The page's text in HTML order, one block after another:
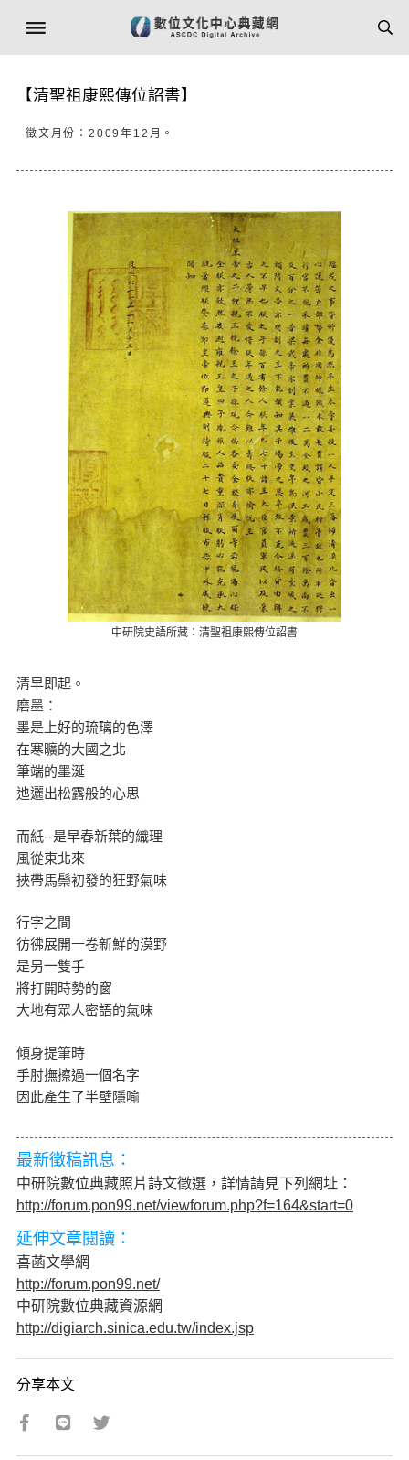
【清聖祖康熙傳位詔書】
徵文月份：2009年12月。
中研院史語所藏：清聖祖康熙傳位詔書
清早即起。
磨墨：
墨是上好的琉璃的色澤
在寒曠的大國之北
筆端的墨涎
迆邐出松露般的心思
而紙--是早春新葉的織理
風從東北來
挾帶馬鬃初發的狂野氣味
行字之間
彷彿展開一卷新鮮的漠野
是另一雙手
將打開時勢的窗
大地有眾人密語的氣味
傾身提筆時
手肘撫擦過一個名字
因此產生了半壁隱喻
最新徵稿訊息：
中研院數位典藏照片詩文徵選，詳情請見下列網址：
http://forum.pon99.net/viewforum.php?f=164&start=0
延伸文章閱讀：
喜菡文學網
http://forum.pon99.net/
中研院數位典藏資源網
http://digiarch.sinica.edu.tw/index.jsp
分享本文